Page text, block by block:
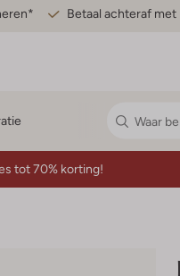
Betaal achteraf met
tot 70% korting!